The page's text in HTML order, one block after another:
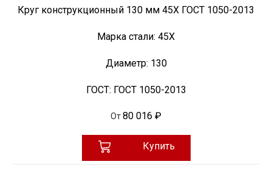
Круг конструкционный 130 мм 45Х ГОСТ 1050-2013
Марка стали: 45Х
Диаметр: 130
ГОСТ: ГОСТ 1050-2013
От80 016 ₽
Купить